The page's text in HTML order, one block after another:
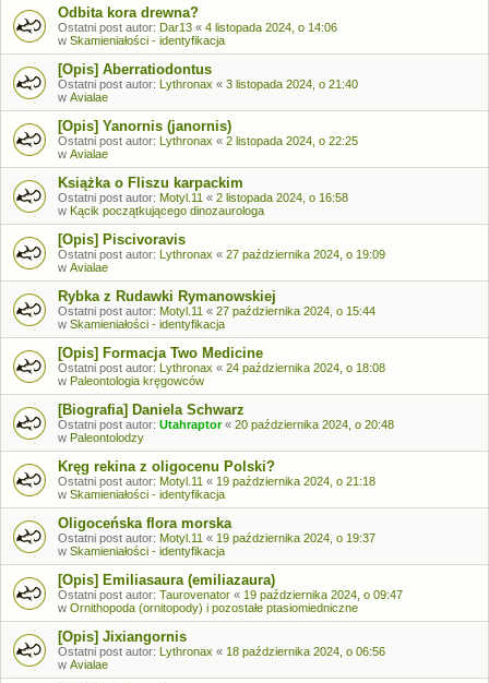
Odbita kora drewna?
Ostatni post autor: Dar13 « 4 listopada 2024, o 14:06
w Skamieniałości - identyfikacja
[Opis] Aberratiodontus
Ostatni post autor: Lythronax « 3 listopada 2024, o 21:40
w Avialae
[Opis] Yanornis (janornis)
Ostatni post autor: Lythronax « 2 listopada 2024, o 22:25
w Avialae
Książka o Fliszu karpackim
Ostatni post autor: Motyl.11 « 2 listopada 2024, o 16:58
w Kącik początkującego dinozaurologa
[Opis] Piscivoravis
Ostatni post autor: Lythronax « 27 października 2024, o 19:09
w Avialae
Rybka z Rudawki Rymanowskiej
Ostatni post autor: Motyl.11 « 27 października 2024, o 15:44
w Skamieniałości - identyfikacja
[Opis] Formacja Two Medicine
Ostatni post autor: Lythronax « 24 października 2024, o 18:08
w Paleontologia kręgowców
[Biografia] Daniela Schwarz
Ostatni post autor: Utahraptor« 20 października 2024, o 20:48
w Paleontolodzy
Kręg rekina z oligocenu Polski?
Ostatni post autor: Motyl.11 « 19 października 2024, o 21:18
w Skamieniałości - identyfikacja
Oligoceńska flora morska
Ostatni post autor: Motyl.11 « 19 października 2024, o 19:37
w Skamieniałości - identyfikacja
[Opis] Emiliasaura (emiliazaura)
Ostatni post autor: Taurovenator « 19 października 2024, o 09:47
w Ornithopoda (ornitopody) i pozostałe ptasiomiedniczne
[Opis] Jixiangornis
Ostatni post autor: Lythronax « 18 października 2024, o 06:56
w Avialae